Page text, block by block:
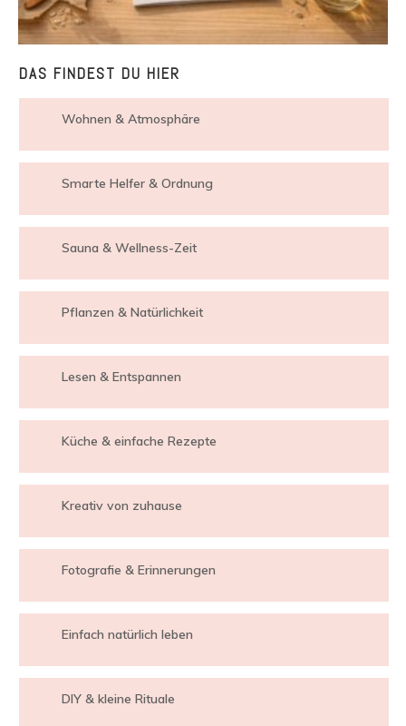
DAS FINDEST DU HIER
Wohnen & Atmosphäre
Smarte Helfer & Ordnung
Sauna & Wellness-Zeit
Pflanzen & Natürlichkeit
Lesen & Entspannen
Küche & einfache Rezepte
Kreativ von zuhause
Fotografie & Erinnerungen
Einfach natürlich leben
DIY & kleine Rituale